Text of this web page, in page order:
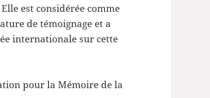
est considérée comme
de témoignage et a
internationale sur cette
pour la Mémoire de la